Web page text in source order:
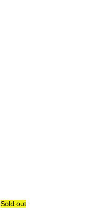
Sold out